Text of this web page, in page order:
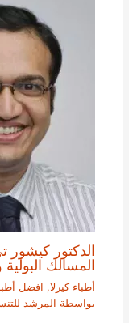
الدكتور
المسالك
أطباء كيرلا, افضل
بواسطة المرشد